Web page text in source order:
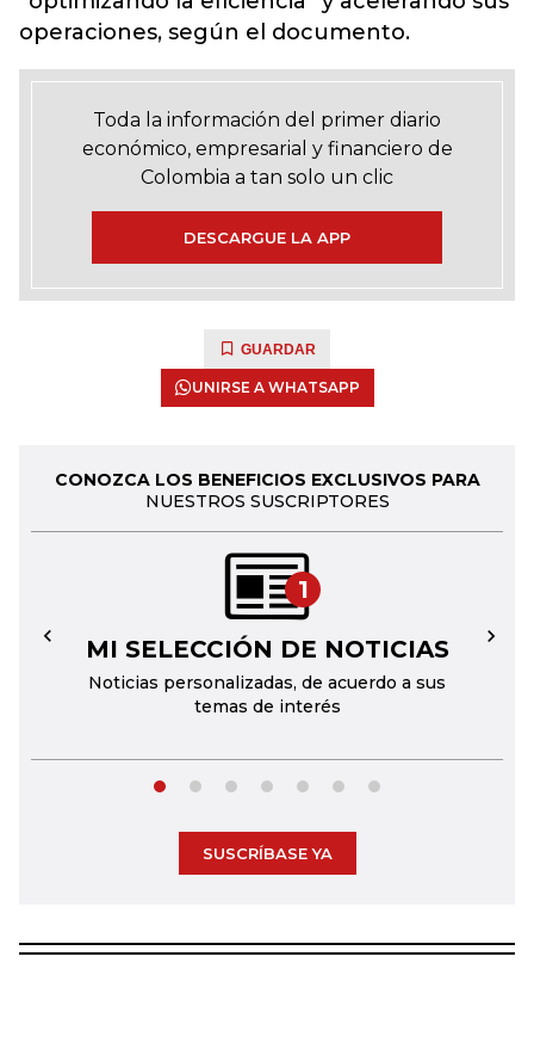
operaciones, según el documento.
Toda la información del primer diario
económico, empresarial y financiero de
Colombia a tan solo un clic
DESCARGUE LA APP
GUARDAR
UNIRSE A WHATSAPP
CONOZCA LOS BENEFICIOS EXCLUSIVOS PARA
NUESTROS SUSCRIPTORES
1
MI SELECCIÓN DE NOTICIAS
Noticias personalizadas, de acuerdo a sus
temas de interés
← →
SUSCRÍBASE YA